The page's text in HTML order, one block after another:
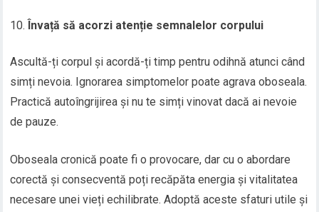
Învață să acorzi atenție semnalelor corpului
Ascultă-ți corpul și acordă-ți timp pentru odihnă atunci când
simți nevoia. Ignorarea simptomelor poate agrava oboseala.
Practică autoîngrijirea și nu te simți vinovat dacă ai nevoie
de pauze.
Oboseala cronică poate fi o provocare, dar cu o abordare
corectă și consecventă poți recăpăta energia și vitalitatea
necesare unei vieți echilibrate. Adoptă aceste sfaturi utile și